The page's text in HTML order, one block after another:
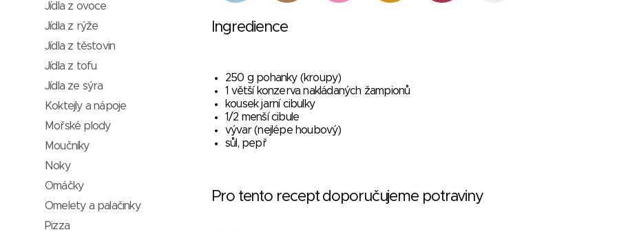
Jídla z ovoce
Jídla z rýže
Jídla z těstovin
Jídla z tofu
Jídla ze sýra
Koktejly a nápoje
Mořské plody
Moučníky
Noky
Omáčky
Omelety a palačinky
Pizza
Ingredience
250 g pohanky (kroupy)
1 větší konzerva nakládaných žampionů
kousek jarní cibulky
1/2 menší cibule
vývar (nejlépe houbový)
sůl, pepř
Pro tento recept doporučujeme potraviny